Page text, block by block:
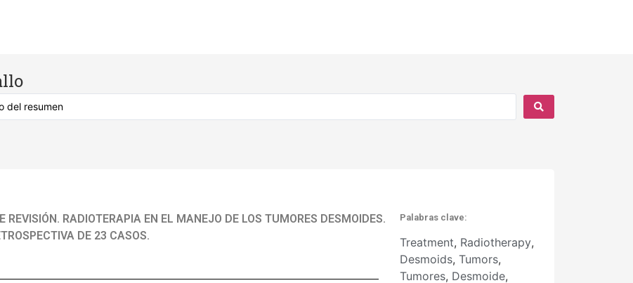
REVISIÓN. RADIOTERAPIA EN EL MANEJO DE LOS TUMORES DESMOIDES.
DE 23 CASOS.
Palabras clave:
Treatment, Radiotherapy,
Desmoids, Tumors,
Tumores, Desmoide,